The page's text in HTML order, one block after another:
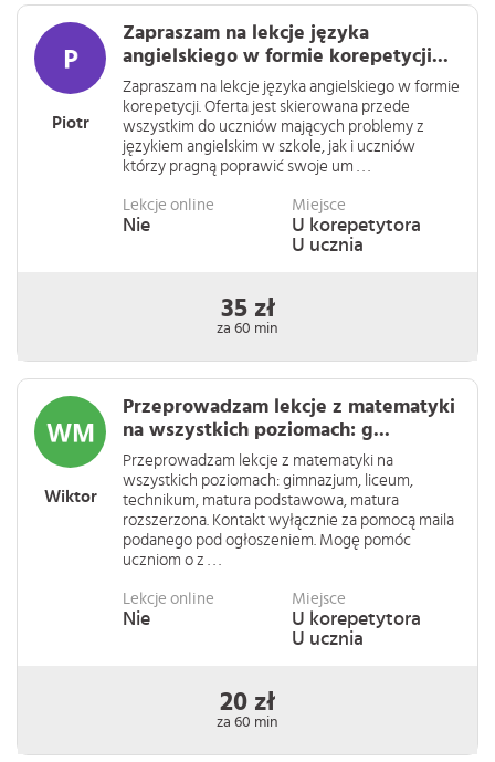
Piotr
Zapraszam na lekcje języka
angielskiego w formie korepetycji...
Zapraszam na lekcje języka angielskiego w formie
korepetycji. Oferta jest skierowana przede
wszystkim do uczniów mających problemy z
językiem angielskim w szkole, jak i uczniów
którzy pragną poprawić swoje um . . .
Lekcje online
Nie
Miejsce
U korepetytora
U ucznia
35 zł
za 60 min
Wiktor
Przeprowadzam lekcje z matematyki
na wszystkich poziomach: g...
Przeprowadzam lekcje z matematyki na
wszystkich poziomach: gimnazjum, liceum,
technikum, matura podstawowa, matura
rozszerzona. Kontakt wyłącznie za pomocą maila
podanego pod ogłoszeniem. Mogę pomóc
uczniom o z . . .
Lekcje online
Nie
Miejsce
U korepetytora
U ucznia
20 zł
za 60 min